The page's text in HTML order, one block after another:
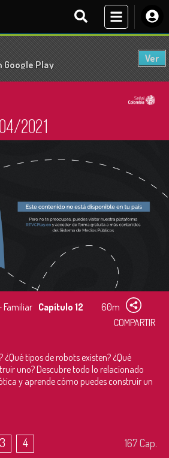
Google Play
Ver
2021
Familiar Capítulo 12
60m
COMPARTIR
¿Qué tipos de robots existen? ¿Qué
uno? Descubre todo lo relacionado
y aprende cómo puedes construir un
3 4 167Cap.